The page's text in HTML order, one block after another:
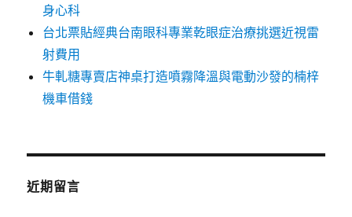
身心科
台北票貼經典台南眼科專業乾眼症治療挑選近視雷
射費用
牛軋糖專賣店神桌打造噴霧降溫與電動沙發的楠梓
機車借錢
近期留言